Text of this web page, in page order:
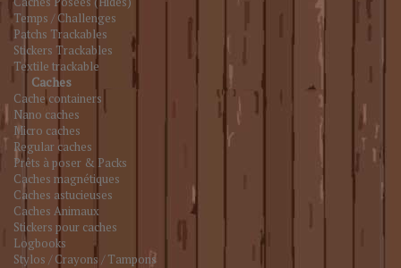
Temps / Challenges
Patchs Trackables
Stickers Trackables
Textile trackable
Caches
Cache containers
Nano caches
Micro caches
Regular caches
Prêts à poser & Packs
Caches magnétiques
Caches astucieuses
Caches Animaux
Stickers pour caches
Logbooks
Stylos / Crayons / Tampons